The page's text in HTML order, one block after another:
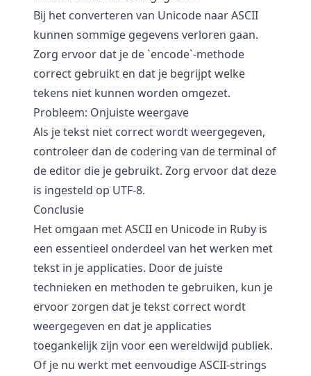
Bij het converteren van Unicode naar ASCII
kunnen sommige gegevens verloren gaan.
Zorg ervoor dat je de `encode`-methode
correct gebruikt en dat je begrijpt welke
tekens niet kunnen worden omgezet.
Probleem: Onjuiste weergave
Als je tekst niet correct wordt weergegeven,
controleer dan de codering van de terminal of
de editor die je gebruikt. Zorg ervoor dat deze
is ingesteld op UTF-8.
Conclusie
Het omgaan met ASCII en Unicode in Ruby is
een essentieel onderdeel van het werken met
tekst in je applicaties. Door de juiste
technieken en methoden te gebruiken, kun je
ervoor zorgen dat je tekst correct wordt
weergegeven en dat je applicaties
toegankelijk zijn voor een wereldwijd publiek.
Of je nu werkt met eenvoudige ASCII-strings